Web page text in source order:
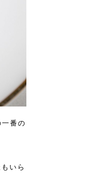
番の
いら